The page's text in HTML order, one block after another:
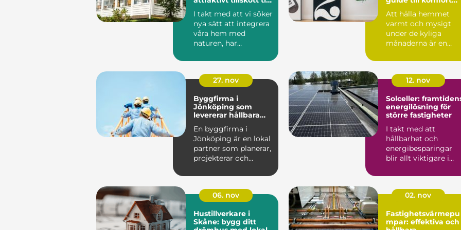
I takt med att vi söker
nya sätt att integrera
våra hem med
naturen, har
energieffektivitet
Att hålla hemmet
varmt och mysigt
under de kyliga
månaderna är en
27. nov
Byggfirma i
Jönköping som
levererar hållbara
En byggfirma i
Jönköping är en lokal
partner som planerar,
projekterar och
12. nov
Solceller:
energilösning för
större fastigheter
I takt med att
hållbarhet och
energibesparingar
blir allt viktigare i
06. nov
Hustillverkare i
Skåne: bygg ditt
02. nov
Fastighetsvärmepu
mpar: effektiva och